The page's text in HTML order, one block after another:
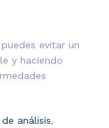
evitar un
y haciendo
análisis,